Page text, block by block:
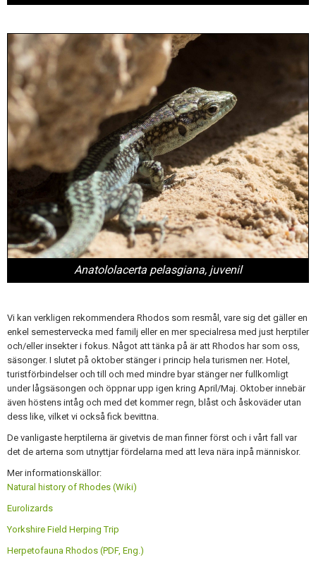
Anatololacerta pelasgiana, juvenil
Vi kan verkligen rekommendera Rhodos som resmål, vare sig det gäller en
enkel semestervecka med familj eller en mer specialresa med just herptiler
och/eller insekter i fokus. Något att tänka på är att Rhodos har som oss,
säsonger. I slutet på oktober stänger i princip hela turismen ner. Hotel,
turistförbindelser och till och med mindre byar stänger ner fullkomligt
under lågsäsongen och öppnar upp igen kring April/Maj. Oktober innebär
även höstens intåg och med det kommer regn, blåst och åskoväder utan
dess like, vilket vi också fick bevittna.
De vanligaste herptilerna är givetvis de man finner först och i vårt fall var
det de arterna som utnyttjar fördelarna med att leva nära inpå människor.
Mer informationskällor:
Natural history of Rhodes (Wiki)
Eurolizards
Yorkshire Field Herping Trip
Herpetofauna Rhodos (PDF, Eng.)